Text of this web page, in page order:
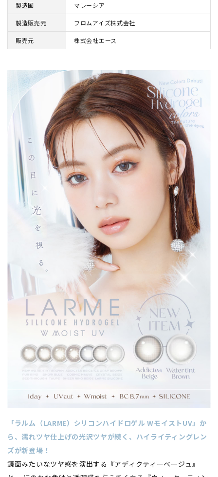
製造国 マレーシア
製造販売元 フロムアイズ株式会社
販売元 株式会社エース
「ラルム（LARME）シリコンハイドロゲル WモイストUV」か
ら、濡れツヤ仕上げの光沢ツヤが続く、ハイライティングレン
ズが新登場！
鏡面みたいなツヤ感を演出する『アディクティーベージュ』